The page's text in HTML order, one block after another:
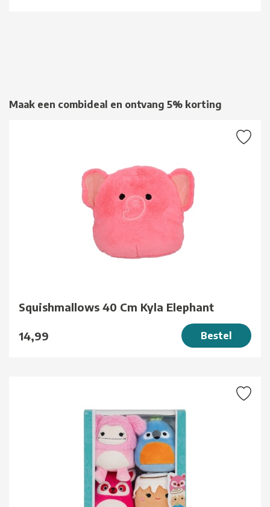
Maak een combideal en ontvang 5% korting
Squishmallows 40 Cm Kyla Elephant
14,99 Bestel